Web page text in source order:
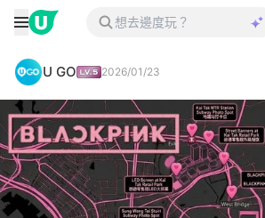
U GO 2026/01/23